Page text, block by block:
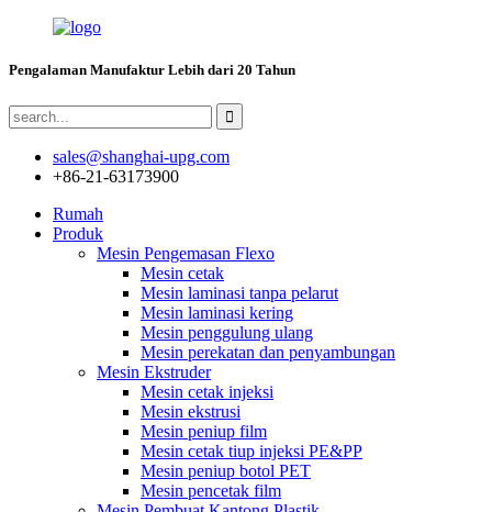
Pengalaman Manufaktur Lebih dari 20 Tahun
sales@shanghai-upg.com
+86-21-63173900
Rumah
Produk
Mesin Pengemasan Flexo
Mesin cetak
Mesin laminasi tanpa pelarut
Mesin laminasi kering
Mesin penggulung ulang
Mesin perekatan dan penyambungan
Mesin Ekstruder
Mesin cetak injeksi
Mesin ekstrusi
Mesin peniup film
Mesin cetak tiup injeksi PE&PP
Mesin peniup botol PET
Mesin pencetak film